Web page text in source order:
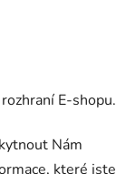
E-shopu.
Nám
které jste